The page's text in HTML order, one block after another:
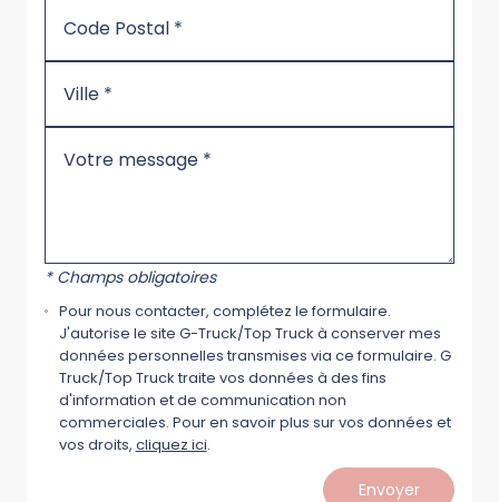
* Champs obligatoires
Pour nous contacter, complétez le formulaire.
J'autorise le site G-Truck/Top Truck à conserver mes
données personnelles transmises via ce formulaire. G
Truck/Top Truck traite vos données à des fins
d'information et de communication non
commerciales. Pour en savoir plus sur vos données et
vos droits, cliquez ici.
Envoyer